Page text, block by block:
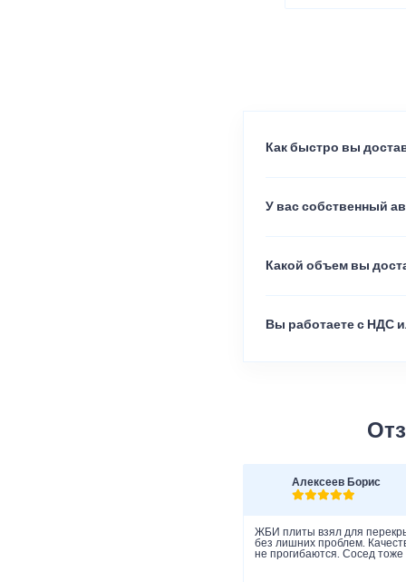
Как быстро вы
У вас собственный
Какой объем вы
Вы работаете с НДС
Алексеев Борис
ЖБИ плиты взял для
без лишних проблем.
не прогибаются. Сосед тоже